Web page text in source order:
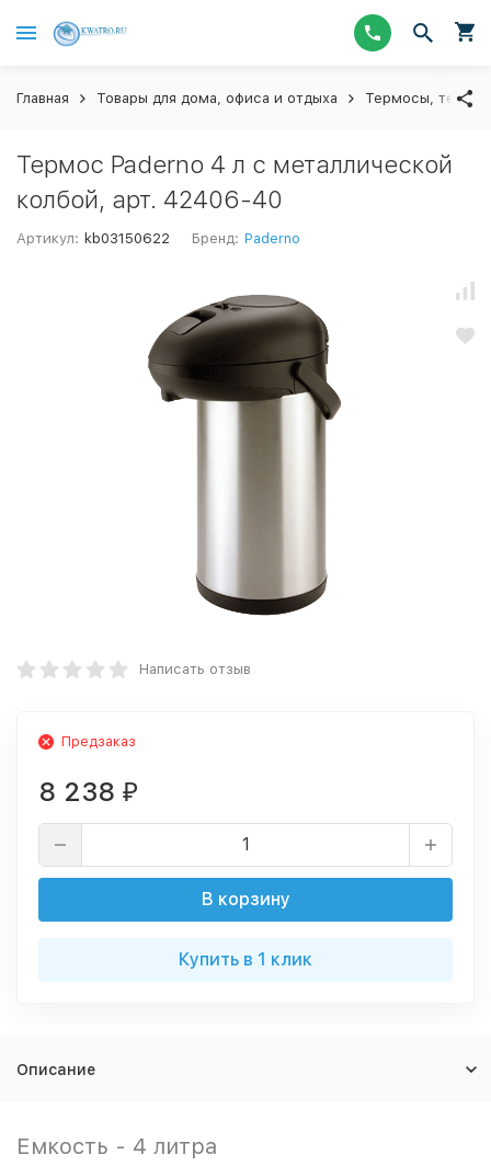
Главная Товары для дома, офиса и отдыха Термосы,
Термос Paderno 4 л с металлической
колбой, арт. 42406-40
Артикул: kb03150622 Бренд: Paderno
Написать отзыв
Предзаказ
8 238 ₽
В корзину
Купить в 1 клик
Описание
Емкость - 4 литра